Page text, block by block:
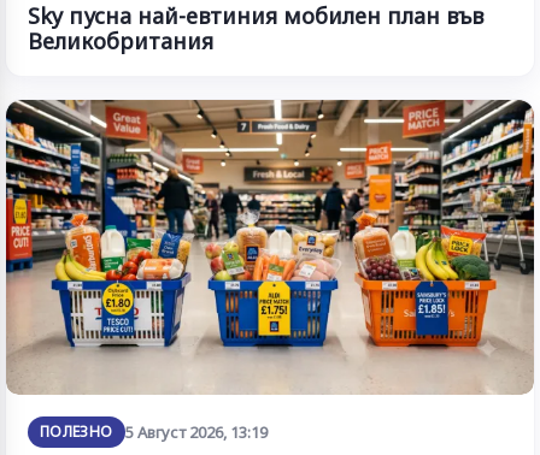
Sky пусна най-евтиния мобилен план във
Великобритания
ПОЛЕЗНО 5 Август 2026, 13:19